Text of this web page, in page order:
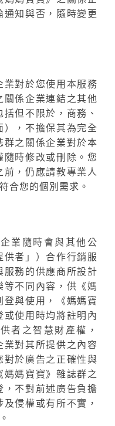
知與否，隨時變更
業對於您使用本服務
關係企業連結之其他
但不限於，商務、
，不擔保其為完全
群之關係企業對於本
時修改或刪除。您
，仍應請教專業人
合您的個別需求。
業隨時會與其他公
者」）合作行銷服
務的供應商所設計
不同內容，供《媽
與使用，《媽媽寶
使用時均將註明內
者之智慧財產權，
業對其所提供之內容
對於廣告之正確性與
媽寶寶》雜誌群之
，不對前述廣告負擔
侵權或有所不實，